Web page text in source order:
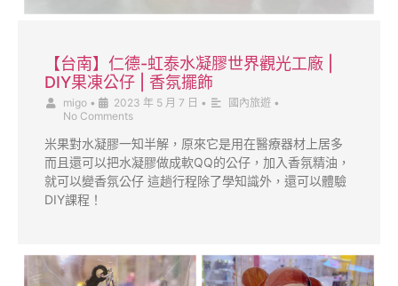
【台南】仁德-虹泰水凝膠世界觀光工廠 |
DIY果凍公仔 | 香氛擺飾
migo • 2023 年 5 月 7 日 • 國內旅遊 •
No Comments
米果對水凝膠一知半解，原來它是用在醫療器材上居多
而且還可以把水凝膠做成軟QQ的公仔，加入香氛精油，
就可以變香氛公仔 這趟行程除了學知識外，還可以體驗
DIY課程！